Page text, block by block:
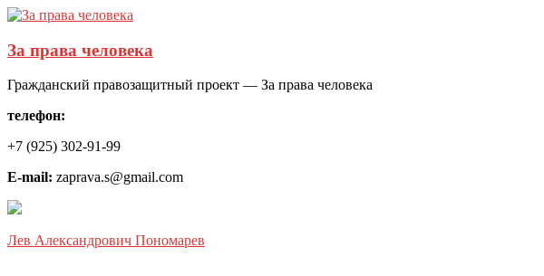
За права человека
Гражданский правозащитный проект — За права человека
телефон:
+7 (925) 302-91-99
E-mail: zaprava.s@gmail.com
Лев Александрович Пономарев